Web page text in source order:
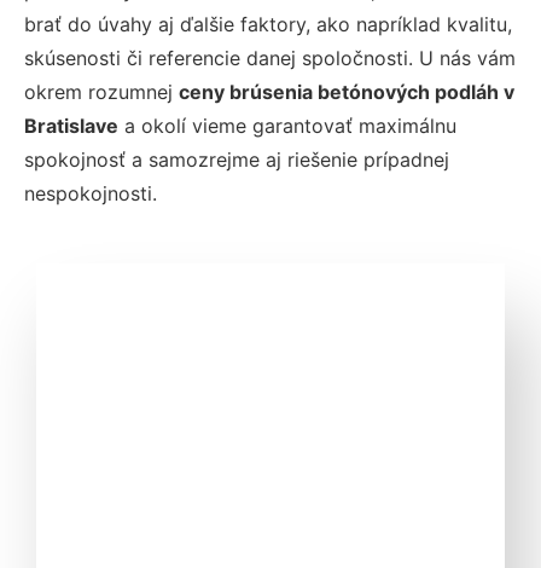
brať do úvahy aj ďalšie faktory, ako napríklad kvalitu,
skúsenosti či referencie danej spoločnosti. U nás vám
okrem rozumnej ceny brúsenia betónových podláh v
Bratislave a okolí vieme garantovať maximálnu
spokojnosť a samozrejme aj riešenie prípadnej
nespokojnosti.